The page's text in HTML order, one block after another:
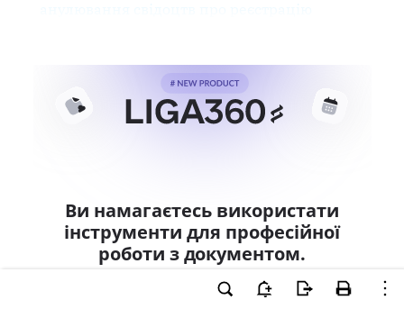
Ви намагаєтесь використати
інструменти для професійної
роботи з документом.
LIGA360. Залишайте заявку та отримайте